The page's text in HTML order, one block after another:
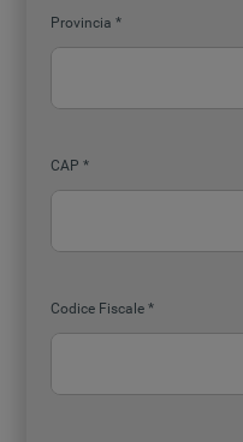
Provincia
CAP
Codice Fiscale